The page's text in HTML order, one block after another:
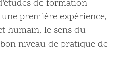
de formation
première expérience,
humain, le sens du
niveau de pratique de